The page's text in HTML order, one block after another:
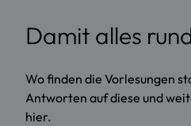
Damit alles
Wo finden die Vorlesungen
Antworten auf diese und
hier.